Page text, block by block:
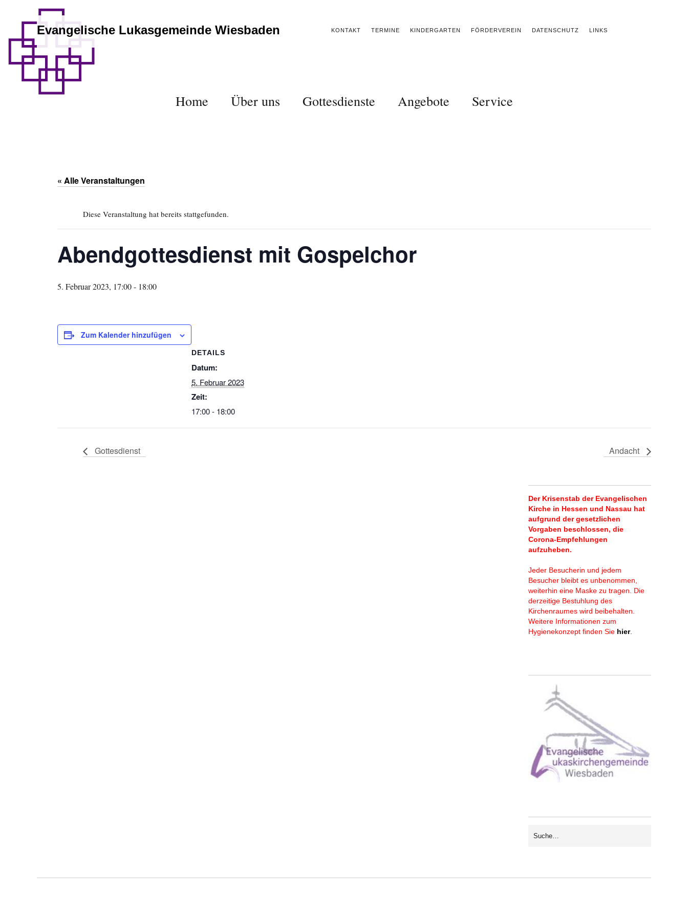
KONTAKT TERMINE KINDERGARTEN FÖRDERVEREIN DATENSCHUTZ LINKS
Evangelische Lukasgemeinde Wiesbaden
Home Über uns Gottesdienste Angebote Service
« Alle Veranstaltungen
Diese Veranstaltung hat bereits stattgefunden.
Abendgottesdienst mit Gospelchor
5. Februar 2023, 17:00- 18:00
Zum Kalender hinzufügen
DETAILS
Datum:
5. Februar 2023
Zeit:
17:00 - 18:00
Gottesdienst Andacht
Der Krisenstab der Evangelischen
Kirche in Hessen und Nassau hat
aufgrund der gesetzlichen
Vorgaben beschlossen, die
Corona-Empfehlungen
aufzuheben.
Jeder Besucherin und jedem
Besucher bleibt es unbenommen,
weiterhin eine Maske zu tragen. Die
derzeitige Bestuhlung des
Kirchenraumes wird beibehalten.
Weitere Informationen zum
Hygienekonzept finden Sie hier.